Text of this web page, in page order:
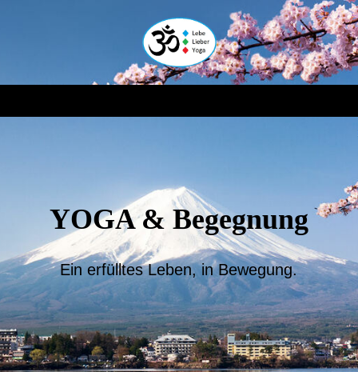
YOGA & Begegnung
Ein erfülltes Leben, in Bewegung.